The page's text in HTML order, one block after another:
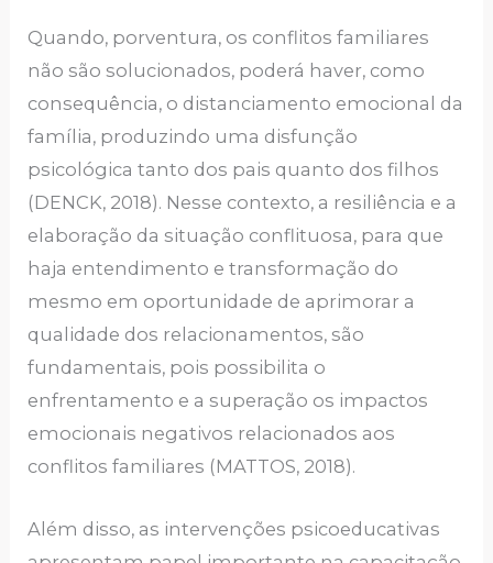
Quando, porventura, os conflitos familiares
não são solucionados, poderá haver, como
consequência, o distanciamento emocional da
família, produzindo uma disfunção
psicológica tanto dos pais quanto dos filhos
(DENCK, 2018). Nesse contexto, a resiliência e a
elaboração da situação conflituosa, para que
haja entendimento e transformação do
mesmo em oportunidade de aprimorar a
qualidade dos relacionamentos, são
fundamentais, pois possibilita o
enfrentamento e a superação os impactos
emocionais negativos relacionados aos
conflitos familiares (MATTOS, 2018).
Além disso, as intervenções psicoeducativas